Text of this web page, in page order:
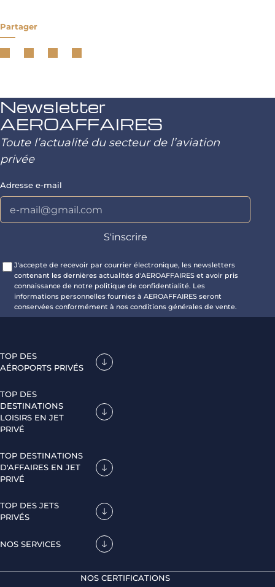
Partager
Newsletter
AEROAFFAIRES
Toute l’actualité du secteur de l’aviation
privée
Adresse e-mail
J'accepte de recevoir par courrier électronique, les newsletters
contenant les dernières actualités d'AEROAFFAIRES et avoir pris
connaissance de notre politique de confidentialité. Les
informations personnelles fournies à AEROAFFAIRES seront
conservées conformément à nos conditions générales de vente.
TOP DES
AÉROPORTS PRIVÉS
TOP DES
DESTINATIONS
LOISIRS EN JET
PRIVÉ
TOP DESTINATIONS
D'AFFAIRES EN JET
PRIVÉ
TOP DES JETS
PRIVÉS
NOS SERVICES
NOS CERTIFICATIONS